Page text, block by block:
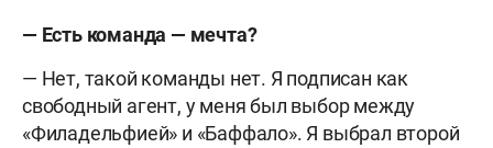
— Есть команда — мечта?
— Нет, такой команды нет. Я подписан как
свободный агент, у меня был выбор между
«Филадельфией» и «Баффало». Я выбрал второй